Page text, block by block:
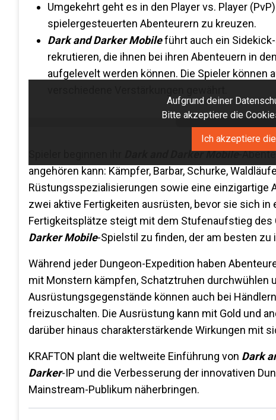
Umgekehrt geht es in den Player vs. Player
spielergesteuerten Abenteurern zu kreuzen.
Dark and Darker Mobileführt auch ein
rekrutieren, die ihnen bei ihren Abenteuern in
aufgelevelt werden können. Die Spieler
Aufgrund deiner
Bitte akzeptiere die
Ich akzeptiere
Dark and Darker Mobile-
angehören kann: Kämpfer, Barbar, Schurke,
Rüstungsspezialisierungen sowie eine einzigartige
zwei aktive Fertigkeiten ausrüsten, bevor sie sich in
Fertigkeitsplätze steigt mit dem Stufenaufstieg des
Darker Mobile-Spielstil zu finden, der am besten zu
Während jeder Dungeon-Expedition haben
mit Monstern kämpfen, Schatztruhen durchwühlen
Ausrüstungsgegenstände können auch bei
freizuschalten. Die Ausrüstung kann mit Gold und
darüber hinaus charakterstärkende Wirkungen mit
KRAFTON plant die weltweite Einführung von Dark
Darker-IP und die Verbesserung der innovativen
Mainstream-Publikum näherbringen.